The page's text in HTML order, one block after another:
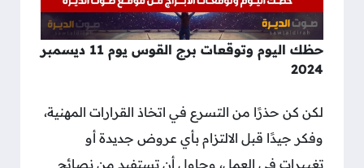
حظك اليوم وتوقعات برج القوس يوم 11 ديسمبر
2024
لكن كن حذرًا من التسرع في اتخاذ القرارات المهنية،
وفكر جيدًا قبل الالتزام بأي عروض جديدة أو
تغييرات في العمل، وحاول أن تستفيد من نصائح